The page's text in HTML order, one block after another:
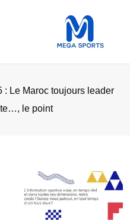
: Le Maroc toujours leader
le point